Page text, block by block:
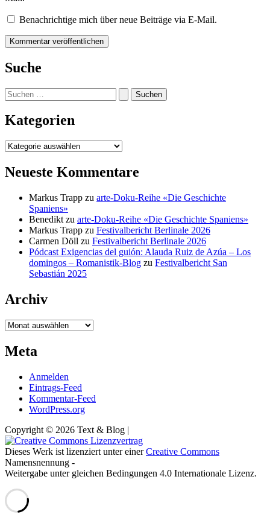
Benachrichtige mich über neue Beiträge via E-Mail.
Suche
Suchen
nach:
Kategorien
Kategorien
Neueste Kommentare
Markus Trapp zu arte-Doku-Reihe «Die Geschichte
Spaniens»
Benedikt zu arte-Doku-Reihe «Die Geschichte Spaniens»
Markus Trapp zu Festivalbericht Berlinale 2026
Carmen Döll zu Festivalbericht Berlinale 2026
Pódcast Exigencias del guión: Alauda Ruiz de Azúa – Los
domingos – Romanistik-Blog zu Festivalbericht San
Sebastián 2025
Archiv
Archiv
Meta
Anmelden
Eintrags-Feed
Kommentar-Feed
WordPress.org
Copyright © 2026 Text & Blog |
Dieses Werk ist lizenziert unter einerCreative Commons
Namensnennung -
Weitergabe unter gleichen Bedingungen 4.0 Internationale Lizenz.